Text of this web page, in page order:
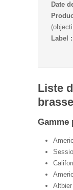
Date
Label :
Liste
Gamme